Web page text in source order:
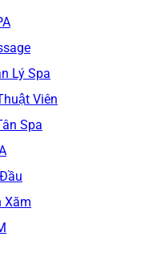
Lý Spa
Viên
Spa
Xăm